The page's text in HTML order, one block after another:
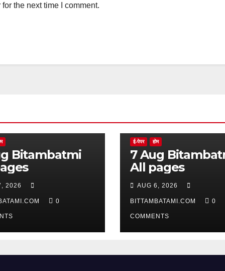
the next time I comment.
2026
0
ई-पेपर होम
7 Aug Bitambatmi
All pages
AUG 6, 2026
BITTAMBATAMI.COM 0
COMMENTS